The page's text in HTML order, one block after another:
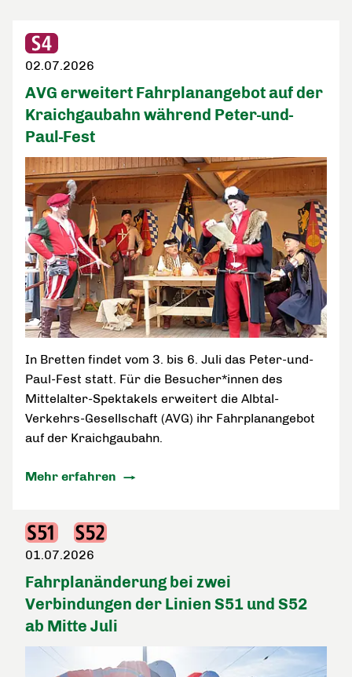
02.07.2026
AVG erweitert Fahrplanangebot auf der
Kraichgaubahn während Peter-und-
Paul-Fest
In Bretten findet vom 3. bis 6. Juli das Peter-und-
Paul-Fest statt. Für die Besucher*innen des
Mittelalter-Spektakels erweitert die Albtal-
Verkehrs-Gesellschaft (AVG) ihr Fahrplanangebot
auf der Kraichgaubahn.
Mehr erfahren
01.07.2026
Fahrplanänderung bei zwei
Verbindungen der Linien S51 und S52
ab Mitte Juli